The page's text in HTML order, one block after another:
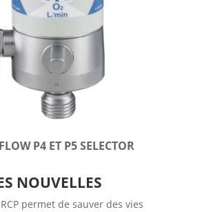
P4 ET P5 SELECTOR
NOUVELLES
permet de sauver des vies